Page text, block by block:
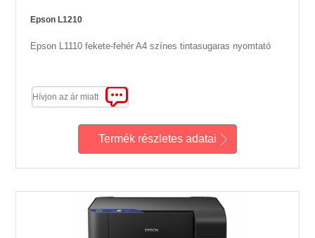
Epson L1210
Epson L1110 fekete-fehér A4 színes tintasugaras nyomtató
Hívjon az ár miatt
Termék részletes adatai